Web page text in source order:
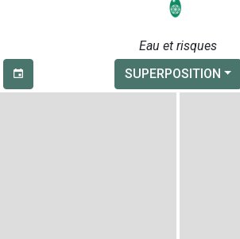
Eau et risques
SUPERPOSITION